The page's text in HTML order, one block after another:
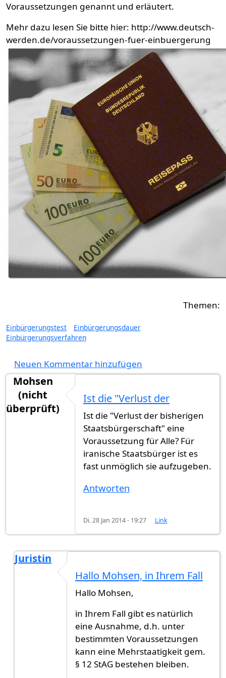
Voraussetzungen genannt und erläutert.
Mehr dazu lesen Sie bitte hier: http://www.deutsch-
werden.de/voraussetzungen-fuer-einbuergerung
Einbürgerungstest
Einbürgerungsdauer
Einbürgerungsverfahren
Neuen Kommentar hinzufügen
Mohsen
(nicht
überprüft)
Ist die "Verlust der
Ist die "Verlust der bisherigen
Staatsbürgerschaft" eine
Voraussetzung für Alle? Für
iranische Staatsbürger ist es
fast unmöglich sie aufzugeben.
Antworten
Di. 28 Jan 2014 - 19:27 Link
Juristin
Ist die "Verlust dervonMohsen
Hallo Mohsen, in Ihrem Fall
Hallo Mohsen,
in Ihrem Fall gibt es natürlich
eine Ausnahme, d.h. unter
bestimmten Voraussetzungen
kann eine Mehrstaatigkeit gem.
§ 12 StAG bestehen bleiben.